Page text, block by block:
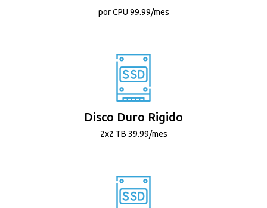
por CPU 99.99/mes
Disco Duro Rigido
2x2 TB 39.99/mes